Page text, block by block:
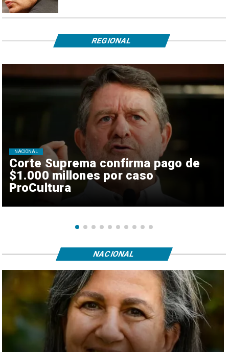
Corte Suprema confirma pago de
$1.000 millones por caso
ProCultura
NACIONAL
REGIONAL
NACIONAL